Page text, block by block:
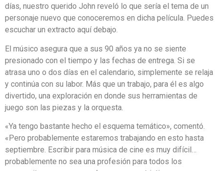
días, nuestro querido John reveló lo que sería el tema de un
personaje nuevo que conoceremos en dicha película. Puedes
escuchar un extracto aquí debajo.
El músico asegura que a sus 90 años ya no se siente
presionado con el tiempo y las fechas de entrega. Si se
atrasa uno o dos días en el calendario, simplemente se relaja
y continúa con su labor. Más que un trabajo, para él es algo
divertido, una exploración en donde sus herramientas de
juego son las piezas y la orquesta.
«Ya tengo bastante hecho el esquema temático», comentó.
«Pero probablemente estaremos trabajando en esto hasta
septiembre. Escribir para música de cine es muy difícil…
probablemente no sea una profesión para todos los